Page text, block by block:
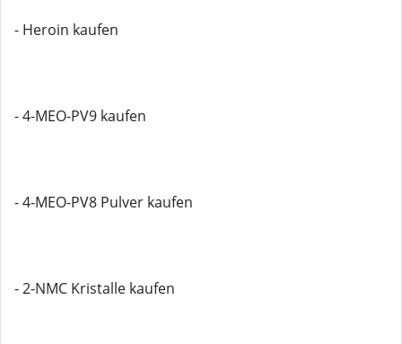
- Heroin kaufen
- 4-MEO-PV9 kaufen
- 4-MEO-PV8 Pulver kaufen
- 2-NMC Kristalle kaufen